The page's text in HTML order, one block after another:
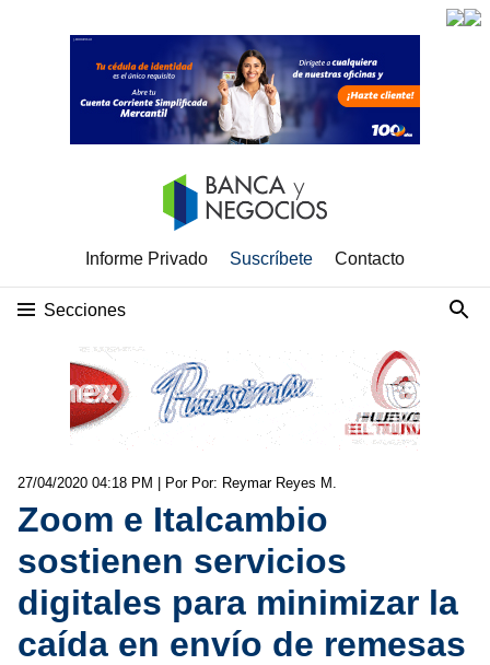
Informe Privado Suscríbete Contacto
Secciones
27/04/2020 04:18 PM | Por Por: Reymar Reyes M.
Zoom e Italcambio
sostienen servicios
digitales para minimizar la
caída en envío de remesas